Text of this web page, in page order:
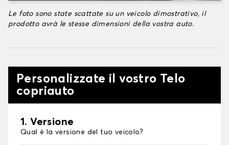
Le foto sono state scattate su un veicolo dimostrativo, il
prodotto avrà le stesse dimensioni della vostra auto.
Personalizzate il vostro Telo
copriauto
1. Versione
Qual è la versione del tuo veicolo?